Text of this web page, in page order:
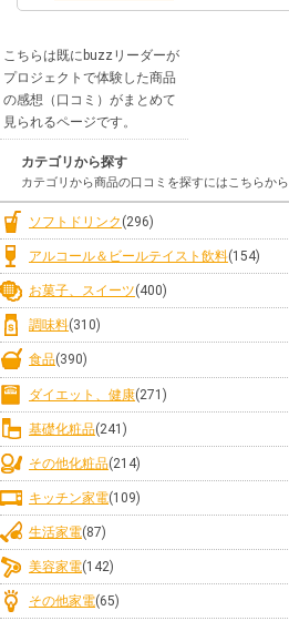
こちらは既にbuzzリーダーが
プロジェクトで体験した商品
の感想（口コミ）がまとめて
見られるページです。
カテゴリから探す
カテゴリから商品の口コミを探すにはこちらから
ソフトドリンク (296)
アルコール＆ビールテイスト飲料(154)
お菓子、スイーツ(400)
調味料(310)
食品(390)
ダイエット、健康(271)
基礎化粧品(241)
その他化粧品(214)
キッチン家電(109)
生活家電(87)
美容家電(142)
その他家電(65)